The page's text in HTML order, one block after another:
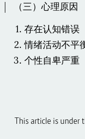
（三）心理原因
存在认知错误
情绪活动不平
个性自卑严重
This article is